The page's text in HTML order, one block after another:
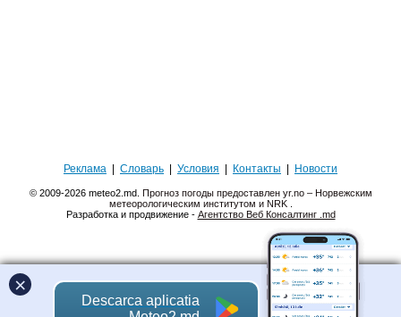
Реклама Словарь Условия Контакты Новости
© 2009-2026 meteo2.md. Прогноз погоды предоставлен yr.no – Норвежским
метеорологическим институтом и NRK
Разработка и продвижение - Агентство Веб Консалтинг .md
×
Descarca aplicatia